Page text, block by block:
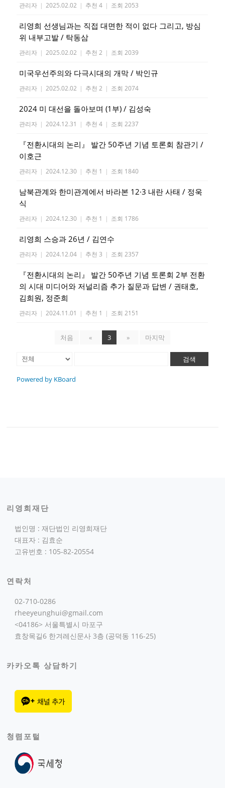
관리자 | 2025.02.02 | 추천 4 | 조회 2053
리영희 선생님과는 직접 대면한 적이 없다 그리고, 방심
위 내부고발 / 탁동삼
관리자 | 2025.02.02 | 추천 2 | 조회 2039
미국우선주의와 다극시대의 개막 / 박인규
관리자 | 2025.02.02 | 추천 2 | 조회 2074
2024 미 대선을 돌아보며 (1부) / 김성숙
관리자 | 2024.12.31 | 추천 4 | 조회 2237
『전환시대의 논리』 발간 50주년 기념 토론회 참관기 /
이호근
관리자 | 2024.12.30 | 추천 1 | 조회 1840
남북관계와 한미관계에서 바라본 12·3 내란 사태 / 정욱
식
관리자 | 2024.12.30 | 추천 1 | 조회 1786
리영희 스승과 26년 / 김연수
관리자 | 2024.12.04 | 추천 3 | 조회 2357
『전환시대의 논리』 발간 50주년 기념 토론회 2부 전환
의 시대 미디어와 저널리즘 추가 질문과 답변 / 권태호,
김희원, 정준희
관리자 | 2024.11.01 | 추천 1 | 조회 2151
처음 « 3 » 마지막
검색
Powered by KBoard
리영희재단
법인명 : 재단법인 리영희재단
대표자 : 김효순
고유번호 : 105-82-20554
연락처
02-710-0286
rheeyeunghui@gmail.com
<04186> 서울특별시 마포구
효창목길6 한겨레신문사 3층 (공덕동 116-25)
카카오톡 상담하기
청렴포털